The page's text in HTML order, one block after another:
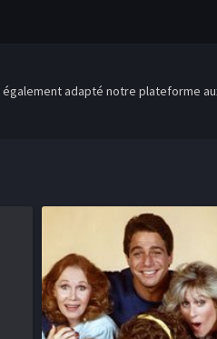
également adapté notre plateforme